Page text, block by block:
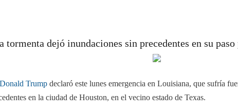
tormenta dejó inundaciones sin precedentes en su
Donald Trump declaró este lunes emergencia en Louisiana, que sufría
en la ciudad de Houston, en el vecino estado de Texas.